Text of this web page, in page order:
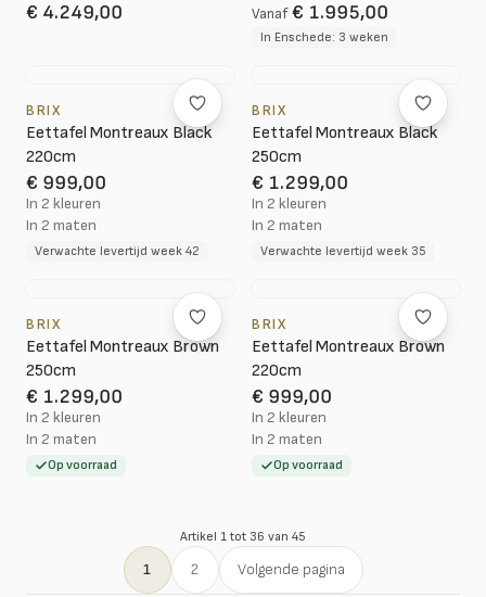
€ 4.249,00 Vanaf € 1.995,00
In Enschede: 3 weken
BRIX
Eettafel Montreaux Black
220cm
€ 999,00
In 2 kleuren
In 2 maten
Verwachte levertijd week 42
BRIX
Eettafel Montreaux Black
250cm
€ 1.299,00
In 2 kleuren
In 2 maten
Verwachte levertijd week 35
BRIX
Eettafel Montreaux Brown
250cm
€ 1.299,00
In 2 kleuren
In 2 maten
Op voorraad
BRIX
Eettafel Montreaux Brown
220cm
€ 999,00
In 2 kleuren
In 2 maten
Op voorraad
Artikel 1 tot 36 van 45
1 2 Volgende pagina